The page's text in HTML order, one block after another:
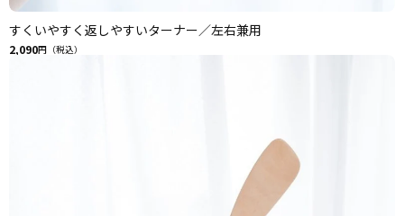
すくいやすく返しやすいターナー／左右兼用
2,090円（税込）